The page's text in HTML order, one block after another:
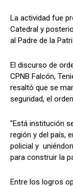
La actividad fue
Catedral y
al Padre de la
El discurso de
CPNB Falcón,
resaltó que se
seguridad, el
"Está institución
región y del país,
policial y
para construir la
Entre los logros